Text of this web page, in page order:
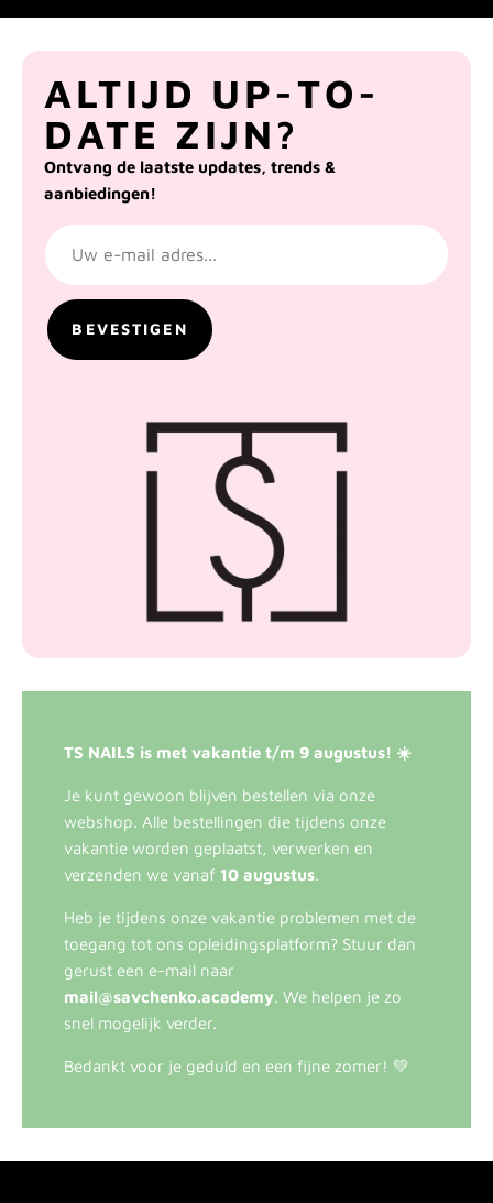
ALTIJD UP-TO-
DATE ZIJN?
Ontvang de laatste updates, trends &
aanbiedingen!
TS NAILS is met vakantie t/m 9 augustus! ☀️
Je kunt gewoon blijven bestellen via onze
webshop. Alle bestellingen die tijdens onze
vakantie worden geplaatst, verwerken en
verzenden we vanaf 10 augustus.
Heb je tijdens onze vakantie problemen met de
toegang tot ons opleidingsplatform? Stuur dan
gerust een e-mail naar
mail@savchenko.academy. We helpen je zo
snel mogelijk verder.
Bedankt voor je geduld en een fijne zomer! 💚